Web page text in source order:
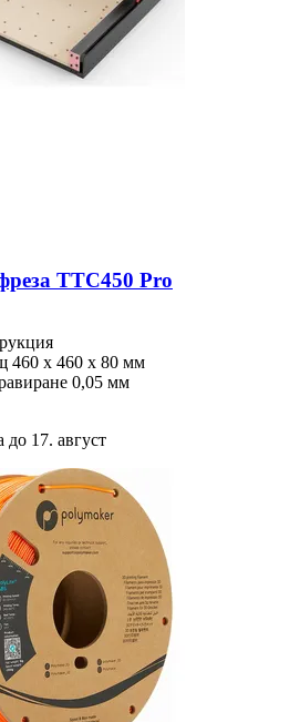
TTC450 Pro
460 x 460 x 80 мм
0,05 мм
до 17. август